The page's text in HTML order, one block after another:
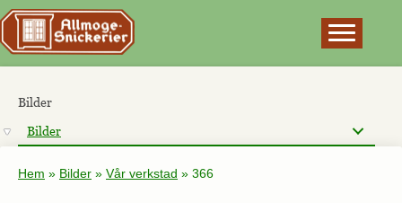
Bilder
Bilder
Hem » Bilder » Vår verkstad » 366